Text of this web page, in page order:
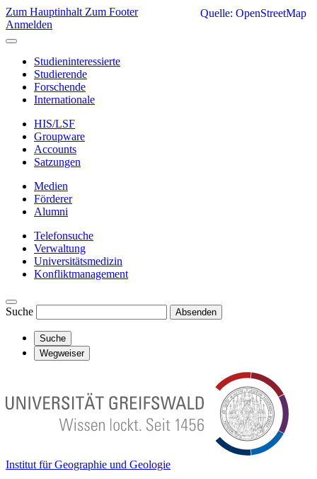
Zum Hauptinhalt Zum Footer
Anmelden
Studieninteressierte
Studierende
Forschende
Internationale
HIS/LSF
Groupware
Accounts
Satzungen
Medien
Förderer
Alumni
Telefonsuche
Verwaltung
Universitätsmedizin
Konfliktmanagement
Suche Absenden
Suche
Wegweiser
Institut für Geographie und Geologie
Quelle: OpenStreetMap